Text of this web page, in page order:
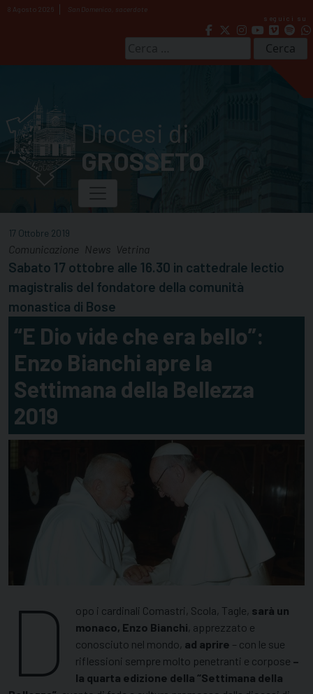
Skip
8 Agosto 2026
San Domenico, sacerdote
seguici su
per:
Diocesi di
GROSSETO
17 Ottobre 2019
Comunicazione News Vetrina
Sabato 17 ottobre alle 16.30 in cattedrale lectio
magistralis del fondatore della comunità
monastica di Bose
“E Dio vide che era bello”:
Enzo Bianchi apre la
Settimana della Bellezza
2019
D opo i cardinali Comastri, Scola, Tagle, sarà un
monaco, Enzo Bianchi, apprezzato e
conosciuto nel mondo, ad aprire – con le sue
riflessioni sempre molto penetranti e corpose –
la quarta edizione della “Settimana della